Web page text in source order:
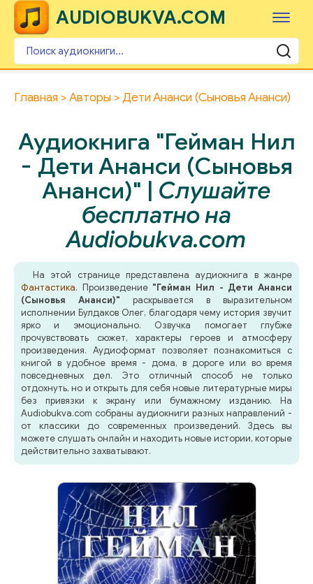
AUDIOBUKVA.COM
Главная Авторы Дети Ананси (Сыновья Ананси)
Аудиокнига "Гейман Нил
- Дети Ананси (Сыновья
Ананси)" | Слушайте
бесплатно на
Audiobukva.com
На этой странице представлена аудиокнига в жанре
Фантастика. Произведение "Гейман Нил - Дети Ананси
(Сыновья Ананси)" раскрывается в выразительном
исполнении Булдаков Олег, благодаря чему история звучит
ярко и эмоционально. Озвучка помогает глубже
прочувствовать сюжет, характеры героев и атмосферу
произведения. Аудиоформат позволяет познакомиться с
книгой в удобное время - дома, в дороге или во время
повседневных дел. Это отличный способ не только
отдохнуть, но и открыть для себя новые литературные миры
без привязки к экрану или бумажному изданию. На
Audiobukva.com собраны аудиокниги разных направлений -
от классики до современных произведений. Здесь вы
можете слушать онлайн и находить новые истории, которые
действительно захватывают.